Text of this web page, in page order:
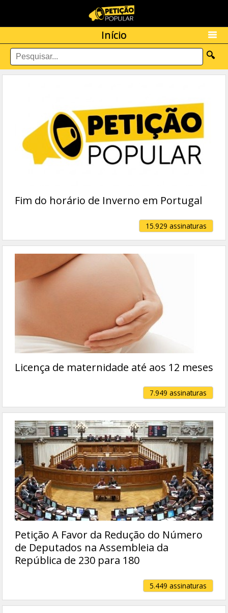
Início
🔍
Fim do horário de Inverno em Portugal
15.929 assinaturas
Licença de maternidade até aos 12 meses
7.949 assinaturas
Petição A Favor da Redução do Número
de Deputados na Assembleia da
República de 230 para 180
5.449 assinaturas